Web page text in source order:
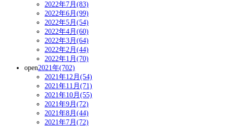
2022年7月(83)
2022年6月(99)
2022年5月(54)
2022年4月(60)
2022年3月(64)
2022年2月(44)
2022年1月(70)
open2021年(702)
2021年12月(54)
2021年11月(71)
2021年10月(55)
2021年9月(72)
2021年8月(44)
2021年7月(72)